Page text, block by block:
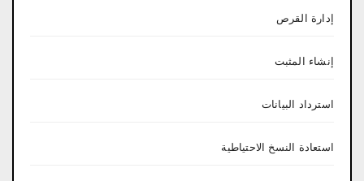
إدارة القرص
إنشاء المثبت
استرداد البيانات
استعادة النسخ الاحتياطية